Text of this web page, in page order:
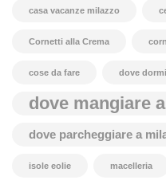
casa vacanze milazzo
Cornetti alla Crema
cose da fare dove
dove mangiare
dove parcheggiare a
isole eolie macelleria